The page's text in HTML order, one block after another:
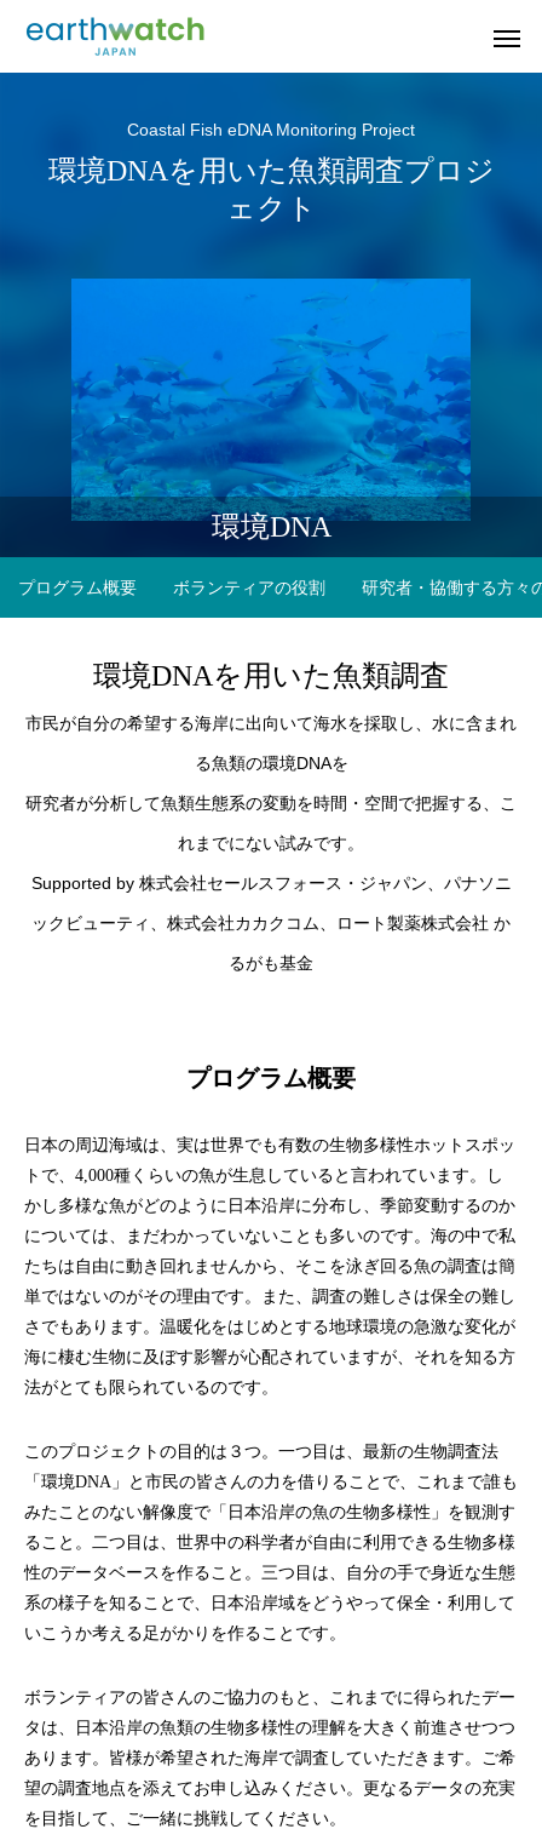
若狭小浜のシロウ
オ
果樹園の生きもの
山梨県
タンポポ調査
音の
Coastal Fish eDNA Monitoring Project
環境DNAを用いた魚類調査プロジ
ェクト
環境DNA
プログラム概要 ボランティアの役割 研究者・協働する方々
環境DNAを用いた魚類調査
市民が自分の希望する海岸に出向いて海水を採取し、水に含まれ
る魚類の環境DNAを
研究者が分析して魚類生態系の変動を時間・空間で把握する、こ
れまでにない試みです。
Supported by 株式会社セールスフォース・ジャパン、パナソニ
ックビューティ、株式会社カカクコム、ロート製薬株式会社 か
るがも基金
プログラム概要
日本の周辺海域は、実は世界でも有数の生物多様性ホットスポッ
トで、4,000種くらいの魚が生息していると言われています。し
かし多様な魚がどのように日本沿岸に分布し、季節変動するのか
については、まだわかっていないことも多いのです。海の中で私
たちは自由に動き回れませんから、そこを泳ぎ回る魚の調査は簡
単ではないのがその理由です。また、調査の難しさは保全の難し
さでもあります。温暖化をはじめとする地球環境の急激な変化が
海に棲む生物に及ぼす影響が心配されていますが、それを知る方
法がとても限られているのです。
このプロジェクトの目的は３つ。一つ目は、最新の生物調査法
「環境DNA」と市民の皆さんの力を借りることで、これまで誰も
みたことのない解像度で「日本沿岸の魚の生物多様性」を観測す
ること。二つ目は、世界中の科学者が自由に利用できる生物多様
性のデータベースを作ること。三つ目は、自分の手で身近な生態
系の様子を知ることで、日本沿岸域をどうやって保全・利用して
いこうか考える足がかりを作ることです。
ボランティアの皆さんのご協力のもと、これまでに得られたデー
タは、日本沿岸の魚類の生物多様性の理解を大きく前進させつつ
あります。皆様が希望された海岸で調査していただきます。ご希
望の調査地点を添えてお申し込みください。更なるデータの充実
を目指して、ご一緒に挑戦してください。